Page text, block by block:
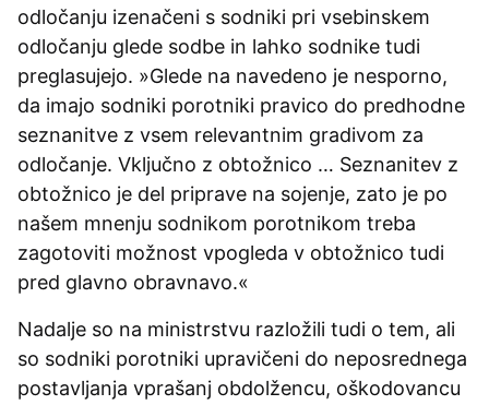
odločanju izenačeni s sodniki pri vsebinskem
odločanju glede sodbe in lahko sodnike tudi
preglasujejo. »Glede na navedeno je nesporno,
da imajo sodniki porotniki pravico do predhodne
seznanitve z vsem relevantnim gradivom za
odločanje. Vključno z obtožnico … Seznanitev z
obtožnico je del priprave na sojenje, zato je po
našem mnenju sodnikom porotnikom treba
zagotoviti možnost vpogleda v obtožnico tudi
pred glavno obravnavo.«
Nadalje so na ministrstvu razložili tudi o tem, ali
so sodniki porotniki upravičeni do neposrednega
postavljanja vprašanj obdolžencu, oškodovancu